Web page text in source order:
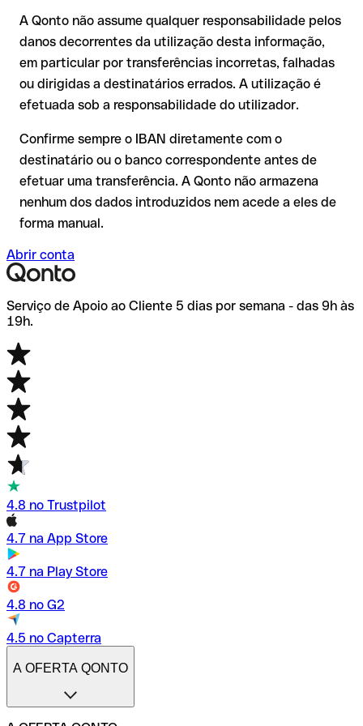
por escrito, especialmente em novas relações comerciais ou
com montantes elevados. A existência de uma conta só pode
ser verificada pelo próprio LHV Pank ou através de uma
transferência de teste.
recuperação é consideravelmente mais complexa e implica
comissões adicionais.
Recomendação
: verifique cada IBAN antes de efetuar uma
transferência com o nosso IBAN Checker gratuito e, em caso
de dúvida, confirme-o diretamente com o destinatário. Esta
precaução é especialmente importante com montantes
elevados ou em novas relações comerciais.
A Qonto não assume qualquer responsabilidade pelos
danos decorrentes da utilização desta informação,
em particular por transferências incorretas, falhadas
ou dirigidas a destinatários errados. A utilização é
efetuada sob a responsabilidade do utilizador.
Confirme sempre o IBAN diretamente com o
destinatário ou o banco correspondente antes de
efetuar uma transferência. A Qonto não armazena
nenhum dos dados introduzidos nem acede a eles de
forma manual.
Abrir conta
Serviço de Apoio ao Cliente 5 dias por semana - das 9h às
19h.
4.8 no Trustpilot
4.7 na App Store
4.7 na Play Store
4.8 no G2
4.5 no Capterra
A OFERTA QONTO